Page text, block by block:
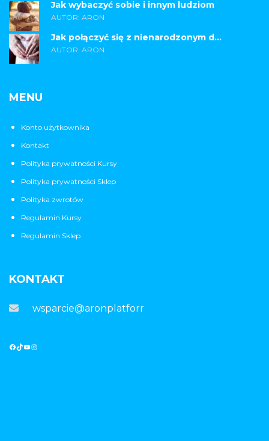
Jak wybaczyć sobie i innym ludziom
AUTOR: ARON
Jak połączyć się z nienarodzonym d...
AUTOR: ARON
MENU
Konto użytkownika
Kontakt
Polityka prywatności Kursy
Polityka prywatności Sklep
Polityka zwrotów
Regulamin Kursy
Regulamin Sklep
KONTAKT
wsparcie@aronplatforma.pl